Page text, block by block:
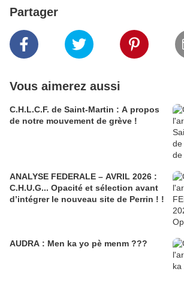
Partager
Vous aimerez aussi
C.H.L.C.F. de Saint-Martin : A propos
de notre mouvement de grève !
ANALYSE FEDERALE – AVRIL 2026 :
C.H.U.G... Opacité et sélection avant
d’intégrer le nouveau site de Perrin ! !
AUDRA : Men ka yo pè menm ???